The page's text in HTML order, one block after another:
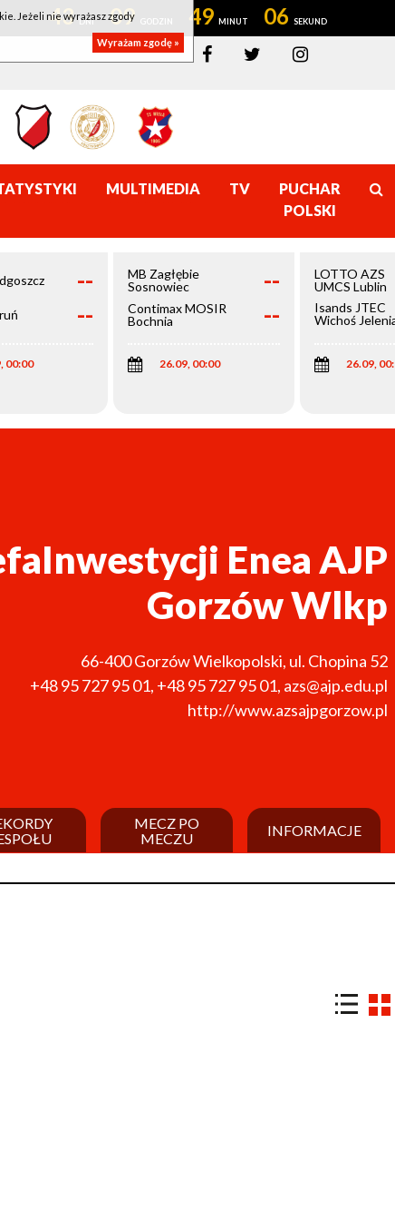
43 09 49 06
MULTIMEDIA TV
PUCHAR
POLSKI
--
--
00:00
MB Zagłębie
Sosnowiec
--
Contimax MOSIR
Bochnia
--
26.09, 00:00
LOTTO AZS
UMCS Lublin
Isands JTEC
Wichoś
26.09,
Enea AJP
Gorzów Wlkp
66-400Gorzów Wielkopolski, ul. Chopina 52
+48 95 727 95 01, +48 95 727 95 01, azs@ajp.edu.pl
http://www.azsajpgorzow.pl
MECZ PO
MECZU
INFORMACJE
Jeżeli nie wyrażasz zgody
Wyrażam zgodę »